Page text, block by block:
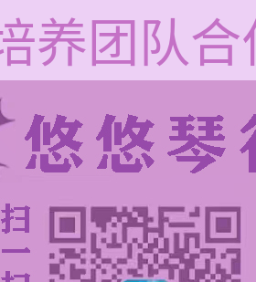
养团队